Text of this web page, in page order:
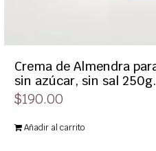
Crema de Almendra
sin azúcar, sin sal 250g.
$190.00
Añadir al carrito